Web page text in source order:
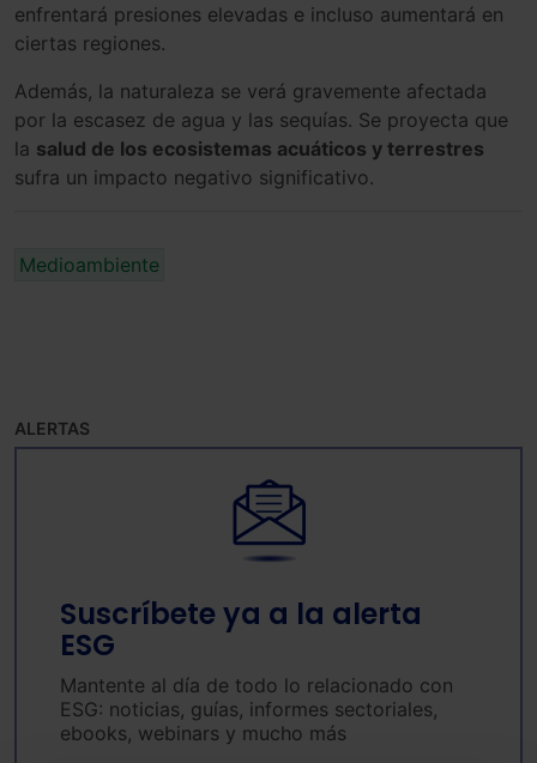
enfrentará presiones elevadas e incluso aumentará en
ciertas regiones.
Además, la naturaleza se verá gravemente afectada
por la escasez de agua y las sequías. Se proyecta que
la salud de los ecosistemas acuáticos y terrestres
sufra un impacto negativo significativo.
Medioambiente
ALERTAS
Suscríbete ya a la alerta
ESG
Mantente al día de todo lo relacionado con
ESG: noticias, guías, informes sectoriales,
ebooks, webinars y mucho más